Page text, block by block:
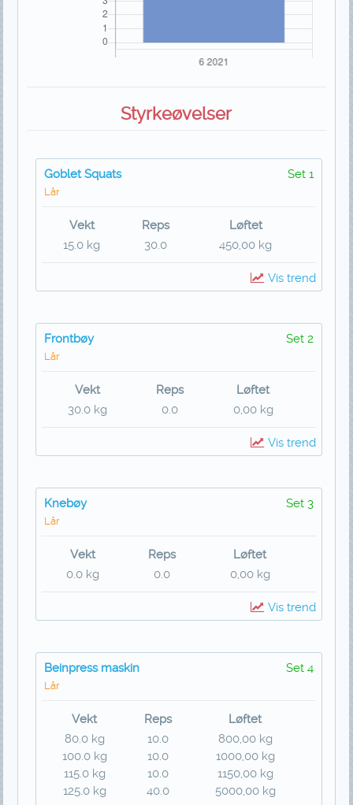
Styrkeøvelser
Goblet Squats Set 1
Lår
Vekt Reps
Løftet
15.0 kg
30.0 450,00 kg
Vis trend
Frontbøy Set 2
Lår
Vekt Reps
Løftet
30.0 kg
0.0 0,00 kg
Vis trend
Knebøy Set 3
Lår
Vekt Reps
Løftet
0.0 kg
0.0 0,00 kg
Vis trend
Beinpress maskin Set 4
Lår
Vekt Reps
Løftet
80.0 kg
10.0
800,00 kg
100.0 kg
10.0
1000,00 kg
115.0 kg
10.0
1150,00 kg
125.0 kg
40.0 5000,00 kg